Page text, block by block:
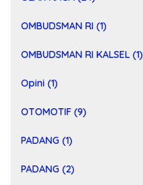
OMBUDSMAN RI (1)
OMBUDSMAN RI KALSEL (1)
Opini (1)
OTOMOTIF (9)
PADANG (1)
PADANG (2)